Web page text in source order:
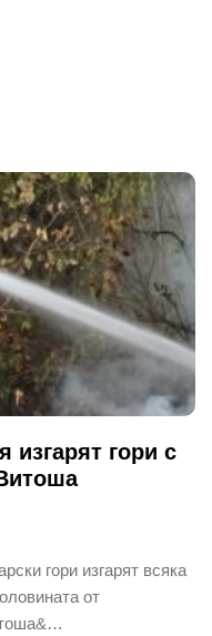
изгарят гори с
гори изгарят всяка
от